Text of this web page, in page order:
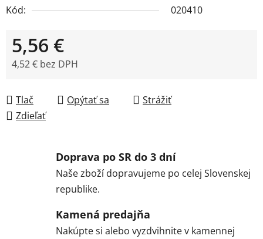
Kód:
020410
5,56 €
4,52 € bez DPH
Tlač
Opýtať sa
Strážiť
Zdieľať
Doprava po SR do 3 dní
Naše zboží dopravujeme po celej Slovenskej
republike.
Kamená predajňa
Nakúpte si alebo vyzdvihnite v kamennej